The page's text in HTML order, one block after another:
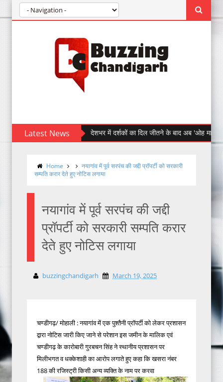
Latest Newsदेशभर में दर्शकों का दिल जीतने के बाद अब 'ओह माय डॉग' पहुँची
Home
नयागांव में पूर्व सरपंच की जद्दी प्रॉपर्टी को सरकारी
सम्पति करार देते हुए नोटिस लगाया
नयागांव में पूर्व सरपंच की जद्दी
प्रॉपर्टी को सरकारी सम्पति करार
देते हुए नोटिस लगाया
buzzingchandigarh March 19, 2025
चण्डीगढ़/ मोहाली : नयागांव में एक पुश्तैनी प्रॉपर्टी को लेकर प्रशासन
द्वारा नोटिस जारी किए जाने से परेशान इस जमीन के मालिक एवं
चण्डीगढ़ के कारोबारी गुरबचन सिंह ने स्थानीय प्रशासन पर
मिलीभगत व धक्केशाही का आरोप लगाते हुए कहा कि खसरा नंबर
188 की रजिस्ट्री किसी अन्य व्यक्ति के नाम पर करवा